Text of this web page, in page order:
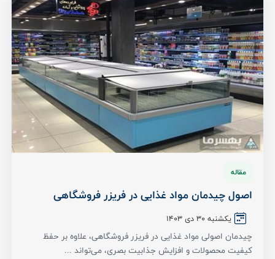
مقاله
اصول چیدمان مواد غذایی در فریزر فروشگاهی
یکشنبه 30 دی ۱۴۰۳
چیدمان اصولی مواد غذایی در فریزر فروشگاهی، علاوه بر حفظ
کیفیت محصولات و افزایش جذابیت بصری، می‌تواند ...